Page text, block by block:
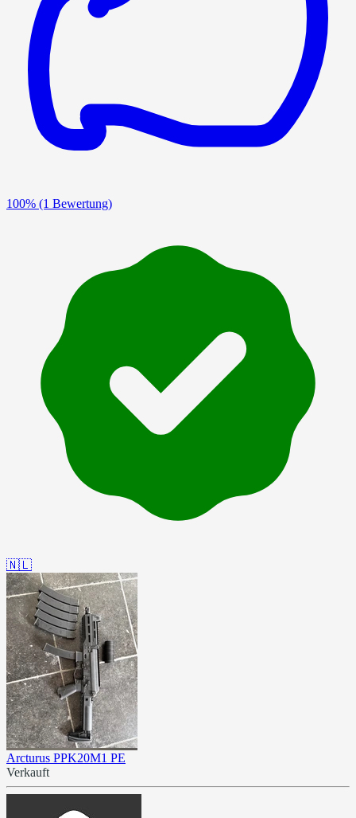
100% (1 Bewertung)
🇳🇱
Arcturus PPK20M1 PE
Verkauft